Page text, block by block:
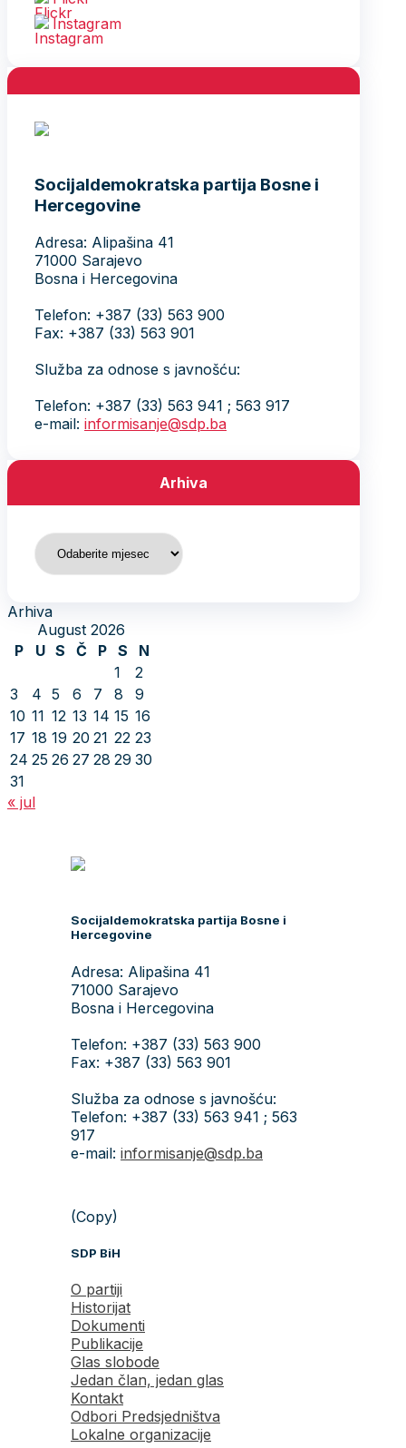
Instagram
Socijaldemokratska partija Bosne i
Hercegovine
Adresa: Alipašina 41
71000 Sarajevo
Bosna i Hercegovina
Telefon: +387 (33) 563 900
Fax: +387 (33) 563 901
Služba za odnose s javnošću:
Telefon: +387 (33) 563 941 ; 563 917
e-mail: informisanje@sdp.ba
Arhiva
Arhiva
Arhiva
August 2026
P
U S Č P S
N
1
2
3
4 5 6 7 8
9
10 11 12 13 14 15 16
17 18 19 20 21 22 23
24 25 26 27 28 29 30
31
« jul
Socijaldemokratska partija Bosne i
Hercegovine
Adresa: Alipašina 41
71000 Sarajevo
Bosna i Hercegovina
Telefon: +387 (33) 563 900
Fax: +387 (33) 563 901
Služba za odnose s javnošću:
Telefon: +387 (33) 563 941 ; 563
917
e-mail: informisanje@sdp.ba
(Copy)
SDP BiH
O partiji
Historijat
Dokumenti
Publikacije
Glas slobode
Jedan član, jedan glas
Kontakt
Odbori Predsjedništva
Lokalne organizacije